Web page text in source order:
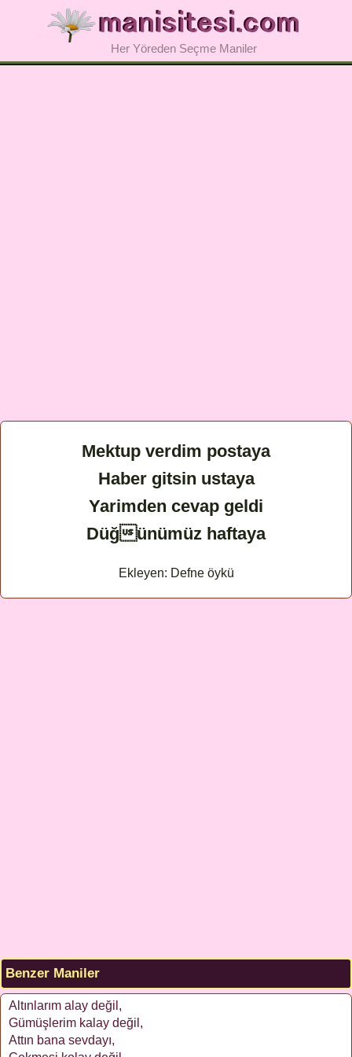
Her Yöreden Seçme Maniler
Mektup verdim postaya
Haber gitsin ustaya
Yarimden cevap geldi
Düğünümüz haftaya
Ekleyen: Defne öykü
Benzer Maniler
Altınlarım alay değil,
Gümüşlerim kalay değil,
Attın bana sevdayı,